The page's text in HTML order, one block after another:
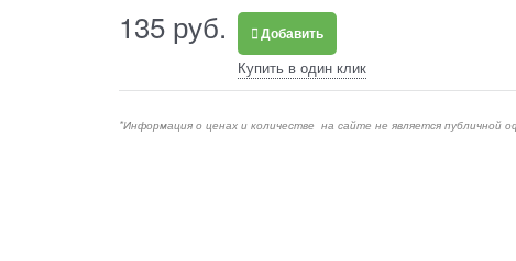
135 руб. Добавить
Купить в один клик
*Информация о ценах и количестве на сайте не является публичной